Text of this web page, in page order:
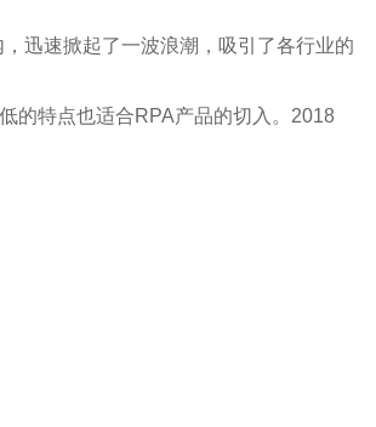
迅速掀起了一波浪潮，吸引了各行业的
的特点也适合RPA产品的切入。2018